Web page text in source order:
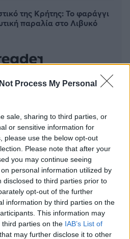
Process My Personal
sale, sharing to third parties, or
or sensitive information for
please use the below opt-out
Please note that after your
you may continue seeing
personal information utilized by
disclosed to third parties prior to
opt-out of the further
information by third parties on the
This information may
parties on the IAB’s List of
that may further disclose it to other
της Κρήτης: Το φαράγγι
παραλία στο Λιβυκό
και την «έφαγαν» κοριοί
μέσω TikTok